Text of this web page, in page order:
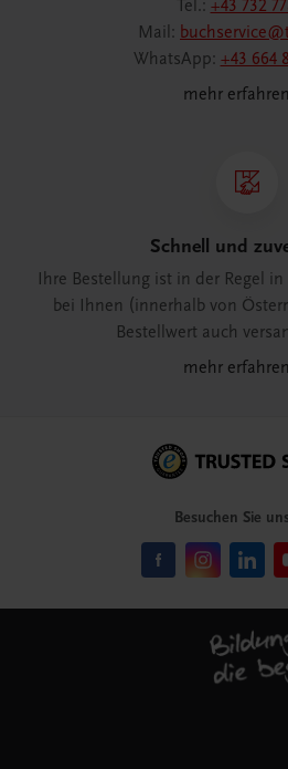
Tel.: +43 732
Mail:
WhatsApp: +43 664
mehr erfahren
Schnell und
Ihre Bestellung ist in der Regel
bei Ihnen (innerhalb von
Bestellwert auch
mehr erfahren
Besuchen Sie